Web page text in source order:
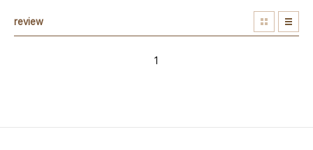
review
1